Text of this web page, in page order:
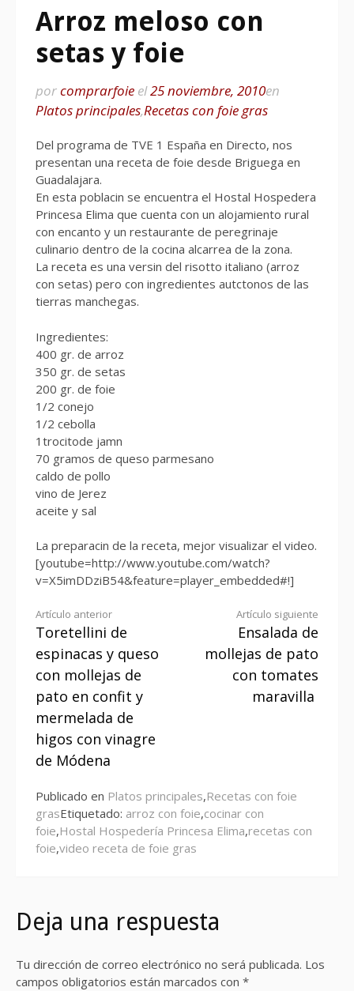
Arroz meloso con
setas y foie
porcomprarfoie el25 noviembre, 2010en
Platos principales,Recetas con foie gras
Del programa de TVE 1 España en Directo, nos
presentan una receta de foie desde Briguega en
Guadalajara.
En esta poblacin se encuentra el Hostal Hospedera
Princesa Elima que cuenta con un alojamiento rural
con encanto y un restaurante de peregrinaje
culinario dentro de la cocina alcarrea de la zona.
La receta es una versin del risotto italiano (arroz
con setas) pero con ingredientes autctonos de las
tierras manchegas.
Ingredientes:
400 gr. de arroz
350 gr. de setas
200 gr. de foie
1/2 conejo
1/2 cebolla
1trocitode jamn
70 gramos de queso parmesano
caldo de pollo
vino de Jerez
aceite y sal
La preparacin de la receta, mejor visualizar el video.
[youtube=http://www.youtube.com/watch?
v=X5imDDziB54&feature=player_embedded#!]
Seguir
leyendo
Artículo anterior
Toretellini de
espinacas y queso
con mollejas de
pato en confit y
mermelada de
higos con vinagre
de Módena
Artículo siguiente
Ensalada de
mollejas de pato
con tomates
maravilla
Publicado en Platos principales,Recetas con foie
grasEtiquetado: arroz con foie,cocinar con
foie,Hostal Hospedería Princesa Elima,recetas con
foie,video receta de foie gras
Deja una respuesta
Tu dirección de correo electrónico no será publicada. Los
campos obligatorios están marcados con *